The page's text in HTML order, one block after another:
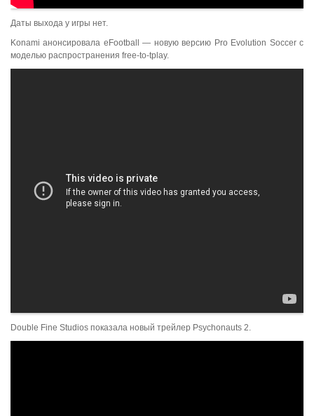
Даты выхода у игры нет.
Konami анонсировала eFootball — новую версию Pro Evolution Soccer с
моделью распространения free-to-tplay.
Double Fine Studios показала новый трейлер Psychonauts 2.